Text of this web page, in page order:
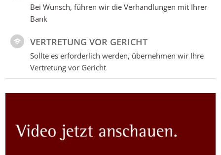
Bei Wunsch, führen wir die Verhandlungen mit Ihrer
Bank
VERTRETUNG VOR GERICHT
Sollte es erforderlich werden, übernehmen wir Ihre
Vertretung vor Gericht